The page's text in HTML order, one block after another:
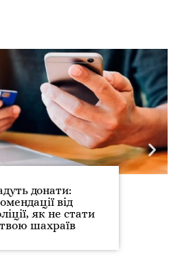
донати:
від
як не стати
шахраїв